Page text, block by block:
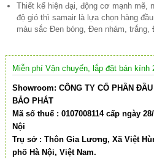
Thiết kế hiện đại, động cơ mạnh mẽ,
độ gió thì samair là lựa chọn hàng
màu sắc Đen bóng, Đen nhám, trắng,
Miễn phí Vận chuyển, lắp đặt bán kính
Showroom: CÔNG TY CỔ PHẦN
BẢO PHÁT
Mã số thuế : 0107008114 cấp ngày
Nội
Trụ sở : Thôn Gia Lương, Xã Việt
phố Hà Nội, Việt Nam.